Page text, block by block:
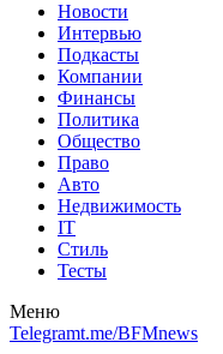
Новости
Интервью
Подкасты
Компании
Финансы
Политика
Общество
Право
Авто
Недвижимость
IT
Стиль
Тесты
Меню
Telegramt.me/BFMnews